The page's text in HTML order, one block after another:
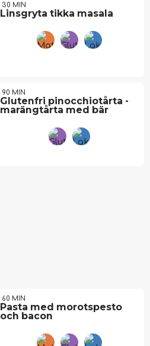
30 MIN
Linsgryta tikka masala
90 MIN
Glutenfri pinocchiotårta -
marängtårta med bär
60 MIN
Pasta med morotspesto
och bacon